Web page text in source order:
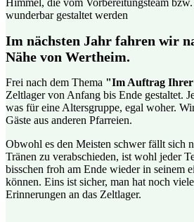
wunderbar gestaltet werden
Im nächsten Jahr fahren wir
Nähe von Wertheim.
Frei nach dem Thema "Im Auftrag
Zeltlager von Anfang bis Ende gestaltet.
was für eine Altersgruppe, egal woher.
Gäste aus anderen Pfarreien.
Obwohl es den Meisten schwer fällt sich
Tränen zu verabschieden, ist wohl jeder
bisschen froh am Ende wieder in seinem
können. Eins ist sicher, man hat noch
Erinnerungen an das Zeltlager.